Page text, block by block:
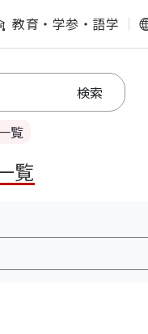
教育・学参・語学
覧
覧